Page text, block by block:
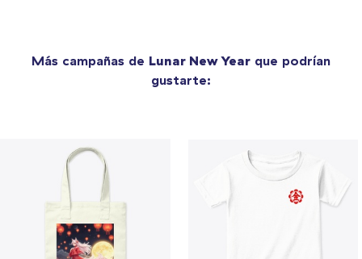
Más campañas de Lunar New Year que podrían
gustarte: